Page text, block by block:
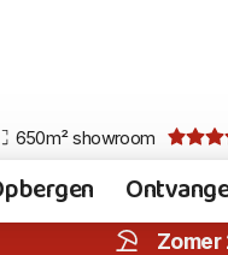
650m² showroom
Zomer